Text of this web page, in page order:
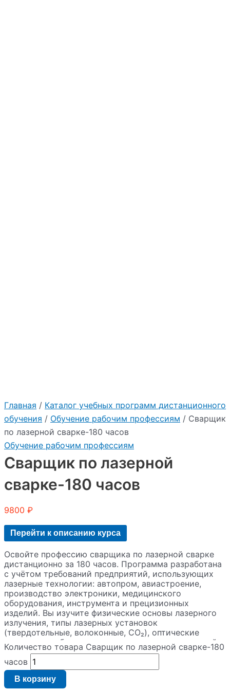
Главная / Каталог учебных программ дистанционного
обучения / Обучение рабочим профессиям / Сварщик
по лазерной сварке-180 часов
Обучение рабочим профессиям
Сварщик по лазерной
сварке-180 часов
9800 ₽
Перейти к описанию курса
Освойте профессию сварщика по лазерной сварке
дистанционно за 180 часов. Программа разработана
с учётом требований предприятий, использующих
лазерные технологии: автопром, авиастроение,
производство электроники, медицинского
оборудования, инструмента и прецизионных
изделий. Вы изучите физические основы лазерного
излучения, типы лазерных установок
(твердотельные, волоконные, CO₂), оптические
системы, подбор режимов, подготовку соединений,
контроль качества швов, обслуживание
оборудования и строгие требования безопасности
при работе с лазерами. По окончании курса
выдаётся документ государственного образца,
Количество товара Сварщик по лазерной сварке-180
часов
В корзину